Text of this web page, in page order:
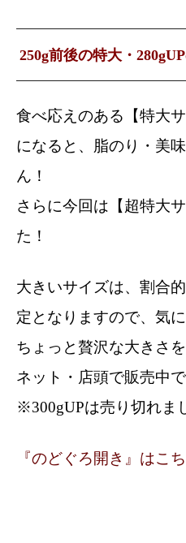
250g前後の特大・
食べ応えのある【特大
になると、脂のり・美
ん！
さらに今回は【超特大
た！
大きいサイズは、割合
定となりますので、気
ちょっと贅沢な大きさ
ネット・店頭で販売中で
※300gUPは売り切れま
『のどぐろ開き』はこ